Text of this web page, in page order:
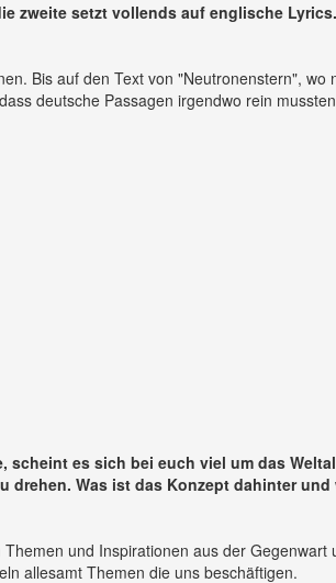
zweite setzt vollends auf englische Lyrics.
Bis auf den Text von "Neutronenstern", wo
deutsche Passagen irgendwo rein
es sich bei euch viel um das
Was ist das Konzept dahinter und
und Inspirationen aus der Gegenwart
allesamt Themen die uns beschäftigen.